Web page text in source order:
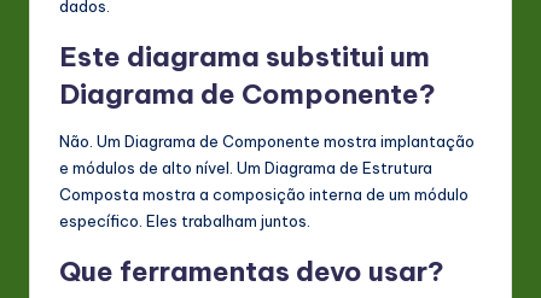
dados.
Este diagrama substitui um
Diagrama de Componente?
Não. Um Diagrama de Componente mostra implantação
e módulos de alto nível. Um Diagrama de Estrutura
Composta mostra a composição interna de um módulo
específico. Eles trabalham juntos.
Que ferramentas devo usar?